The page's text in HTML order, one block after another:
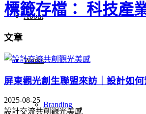
About
Works
Branding
標籤存檔： 科技產
文章
屏東觀光創生聯盟來訪｜設計如
2025-08-25
設計交流共創觀光美感